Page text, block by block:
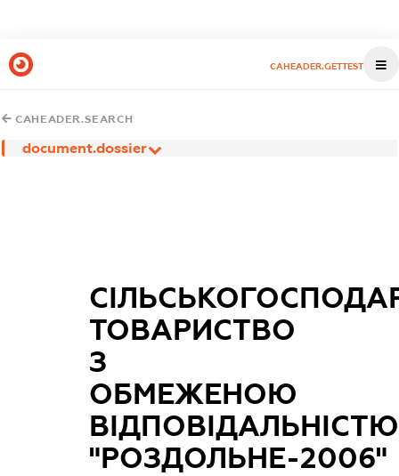
CAHEADER.GETTEST
CAHEADER.SEARCH
document.dossier
ТОВАРИСТВО
З
ОБМЕЖЕНОЮ
ВІДПОВІДАЛЬНІСТЮ
"РОЗДОЛЬНЕ-2006"